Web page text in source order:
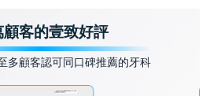
顧客的壹致好評
多顧客認可同口碑推薦的牙科